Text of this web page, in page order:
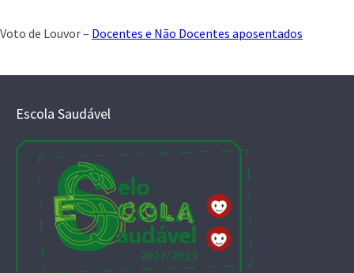
Voto de Louvor – Docentes e Não Docentes aposentados
Escola Saudável